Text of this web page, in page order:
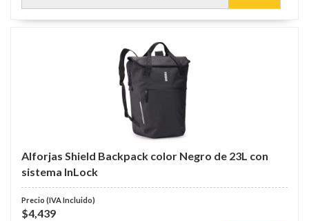
Alforjas Shield Backpack color Negro de 23L con
sistema InLock
$4,439